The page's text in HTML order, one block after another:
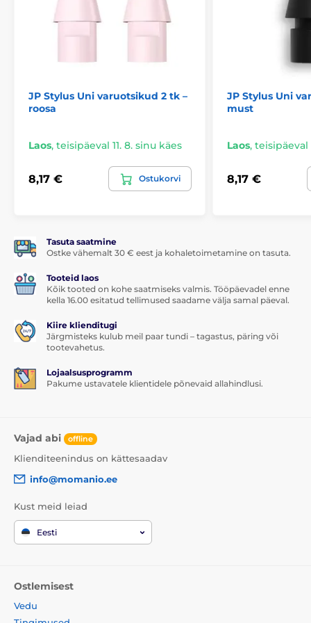
JP Stylus Uni muudab töö ja meelelahutuse
Toode kuulub kategooriatesse
JP Stylus Uni varuotsikud 2 tk –
roosa
Laos, teisipäeval 11. 8. sinu käes
8,17 € Ostukorvi
JP Stylus Uni
must
Laos, teisipäeval
8,17 €
Tasuta saatmine
Ostke vähemalt 30 € eest ja kohaletoimetamine on tasuta.
Tooteid laos
Kõik tooted on kohe saatmiseks valmis. Tööpäevadel enne
kella 16.00 esitatud tellimused saadame välja samal päeval.
Kiire klienditugi
Järgmisteks kulub meil paar tundi – tagastus, päring või
tootevahetus.
Lojaalsusprogramm
Pakume ustavatele klientidele põnevaid allahindlusi.
Vajad abi offline
Klienditeenindus on kättesaadav
info@momanio.ee
Kust meid leiad
Eesti
Ostlemisest
Vedu